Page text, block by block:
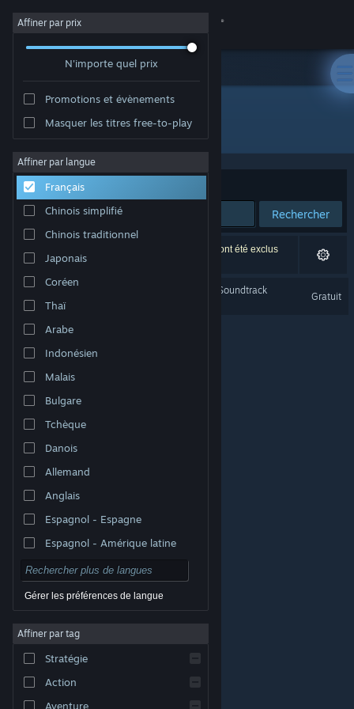
Se connecter
Magasin
À propos
Support
Changer la langue
Télécharger l'application mobile Steam
Voir version ordi. du site
© Valve Corporation. Tous droits réservés. Toutes les
titulaires aux États-Unis et dans d'autres pays.
Accessibilité
Remboursements
Affiner par prix
N'importe quel prix
Promotions et évènements
Masquer les titres free-to-play
Affiner par langue
Français
Chinois simplifié
Chinois traditionnel
Japonais
Coréen
Thaï
Arabe
Indonésien
Malais
Bulgare
Tchèque
Danois
Allemand
Anglais
Espagnol - Espagne
Espagnol - Amérique latine
Gérer les préférences de langue
Affiner par tag
Stratégie
Action
Aventure
Développement : Redact Games
Trier par Pertinence
Rechercher
1 résultat correspond à votre recherche. 2 titres ont été exclus
selon vos préférences.
Dread X Collection Year 1 Soundtrack
Gratuit